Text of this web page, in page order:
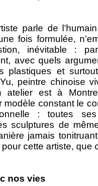
parle de
fois formulée,
inévitable :
avec quels
plastiques et
peintre chinoise
atelier est à
modèle constant le
: toutes
sculptures de
jamais
cette artiste, que
nos vies